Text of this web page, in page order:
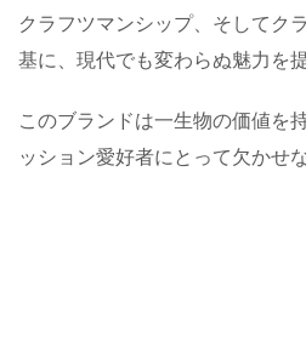
クラフツマンシップ、そしてク
基に、現代でも変わらぬ魅力を
このブランドは一生物の価値を
ッション愛好者にとって欠かせ